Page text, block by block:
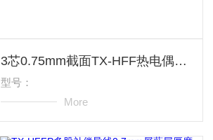
3芯0.75mm截面TX-HFF热电偶补偿控温线
型号：
More